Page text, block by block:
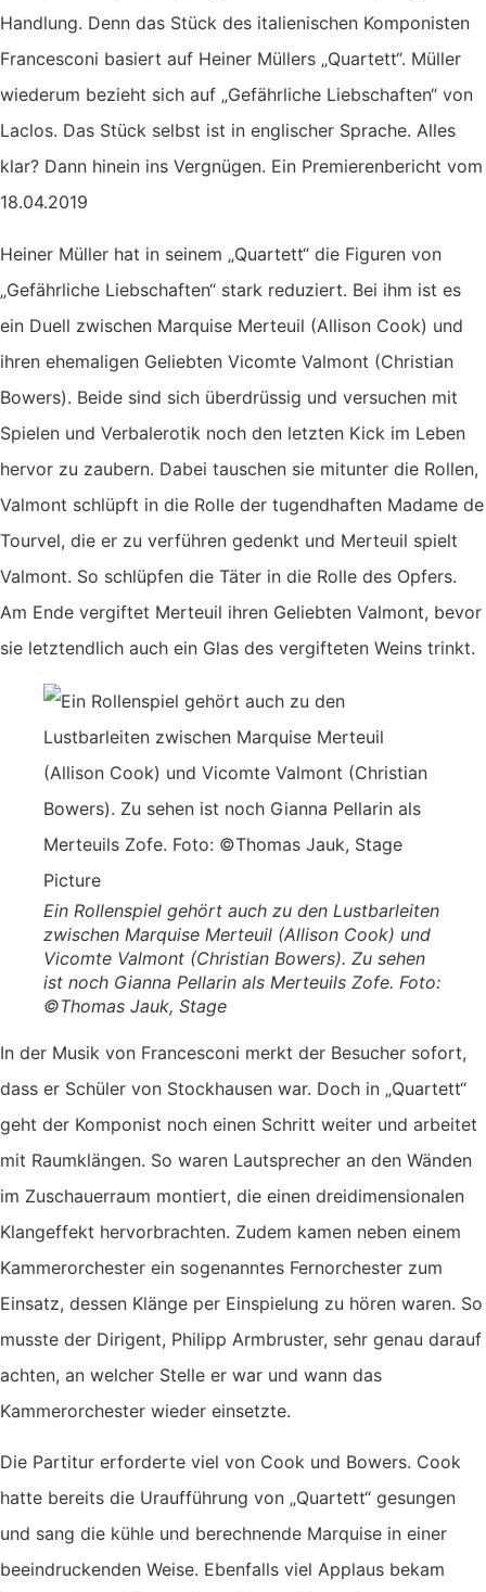
Handlung. Denn das Stück des italienischen Komponisten
Francesconi basiert auf Heiner Müllers „Quartett“. Müller
wiederum bezieht sich auf „Gefährliche Liebschaften“ von
Laclos. Das Stück selbst ist in englischer Sprache. Alles
klar? Dann hinein ins Vergnügen. Ein Premierenbericht vom
18.04.2019
Heiner Müller hat in seinem „Quartett“ die Figuren von
„Gefährliche Liebschaften“ stark reduziert. Bei ihm ist es
ein Duell zwischen Marquise Merteuil (Allison Cook) und
ihren ehemaligen Geliebten Vicomte Valmont (Christian
Bowers). Beide sind sich überdrüssig und versuchen mit
Spielen und Verbalerotik noch den letzten Kick im Leben
hervor zu zaubern. Dabei tauschen sie mitunter die Rollen,
Valmont schlüpft in die Rolle der tugendhaften Madame de
Tourvel, die er zu verführen gedenkt und Merteuil spielt
Valmont. So schlüpfen die Täter in die Rolle des Opfers.
Am Ende vergiftet Merteuil ihren Geliebten Valmont, bevor
sie letztendlich auch ein Glas des vergifteten Weins trinkt.
Ein Rollenspiel gehört auch zu den Lustbarleiten
zwischen Marquise Merteuil (Allison Cook) und
Vicomte Valmont (Christian Bowers). Zu sehen
ist noch Gianna Pellarin als Merteuils Zofe. Foto:
©Thomas Jauk, Stage
In der Musik von Francesconi merkt der Besucher sofort,
dass er Schüler von Stockhausen war. Doch in „Quartett“
geht der Komponist noch einen Schritt weiter und arbeitet
mit Raumklängen. So waren Lautsprecher an den Wänden
im Zuschauerraum montiert, die einen dreidimensionalen
Klangeffekt hervorbrachten. Zudem kamen neben einem
Kammerorchester ein sogenanntes Fernorchester zum
Einsatz, dessen Klänge per Einspielung zu hören waren. So
musste der Dirigent, Philipp Armbruster, sehr genau darauf
achten, an welcher Stelle er war und wann das
Kammerorchester wieder einsetzte.
Die Partitur erforderte viel von Cook und Bowers. Cook
hatte bereits die Uraufführung von „Quartett“ gesungen
und sang die kühle und berechnende Marquise in einer
beeindruckenden Weise. Ebenfalls viel Applaus bekam